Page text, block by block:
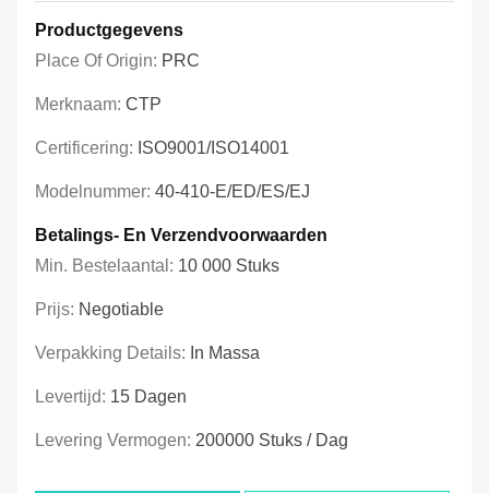
Productgegevens
Place Of Origin: PRC
Merknaam: CTP
Certificering: ISO9001/ISO14001
Modelnummer: 40-410-E/ED/ES/EJ
Betalings- En Verzendvoorwaarden
Min. Bestelaantal: 10 000 Stuks
Prijs: Negotiable
Verpakking Details: In Massa
Levertijd: 15 Dagen
Levering Vermogen: 200000 Stuks / Dag